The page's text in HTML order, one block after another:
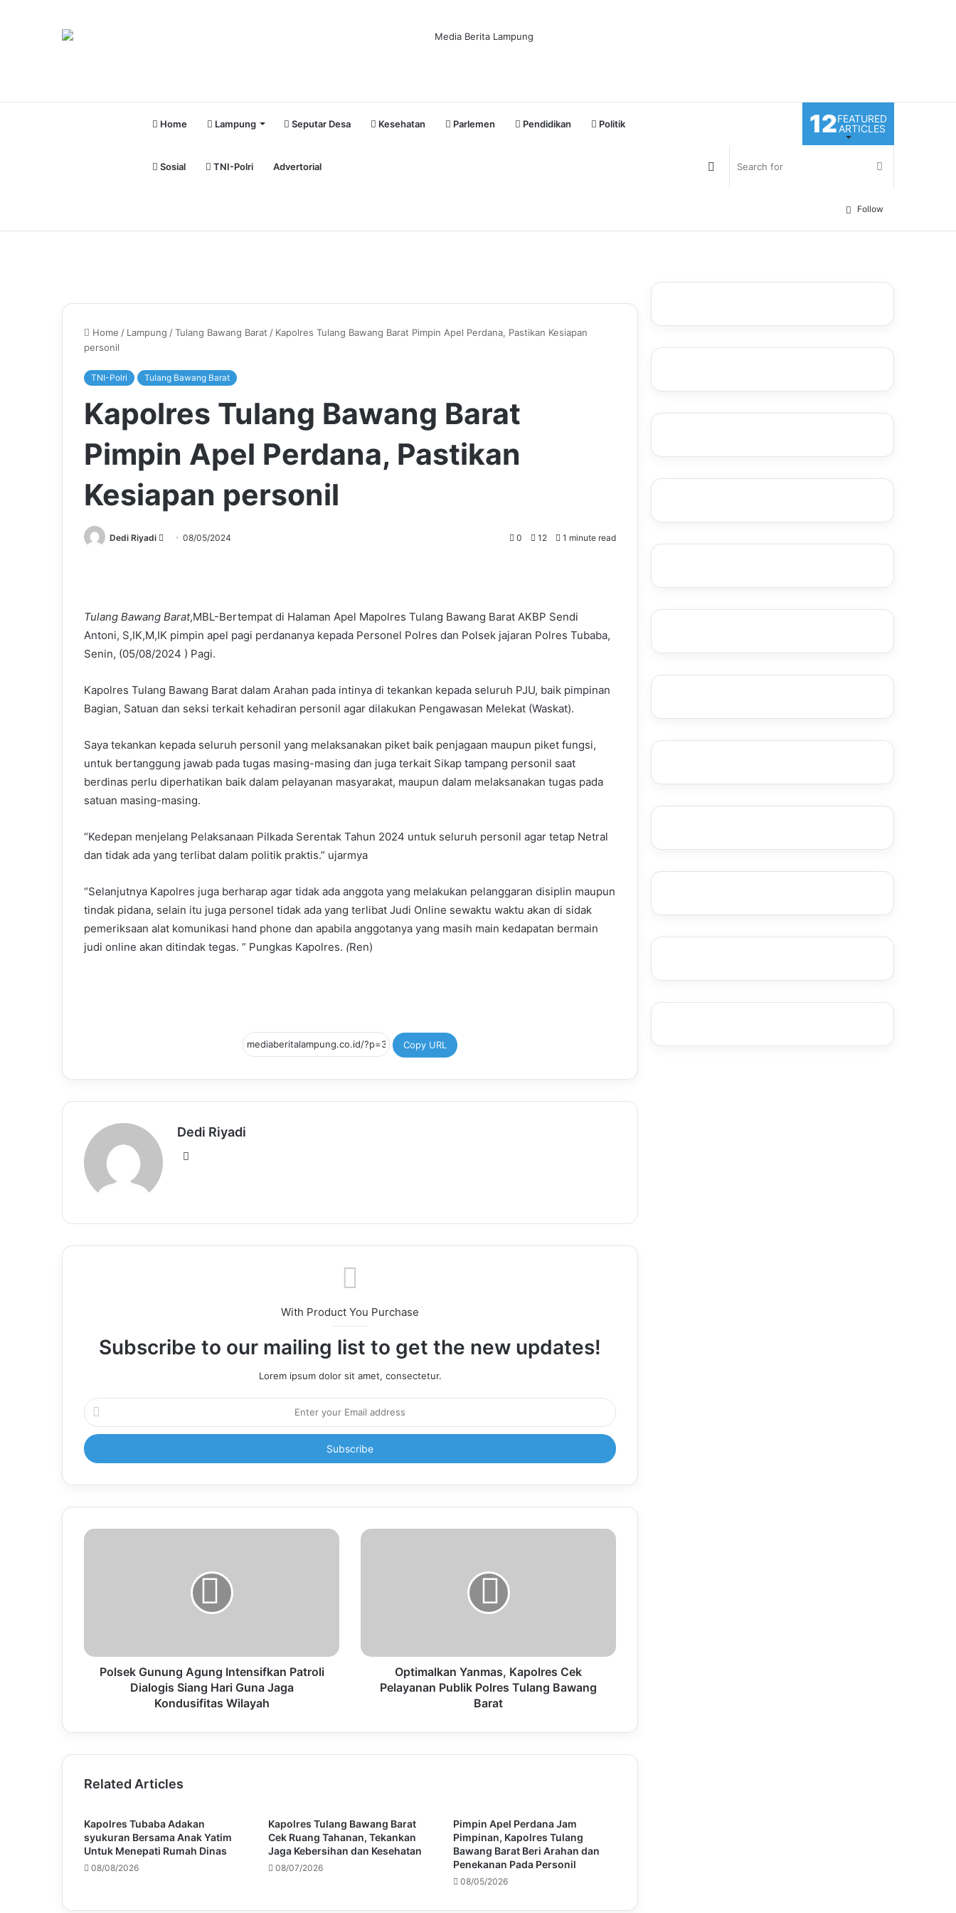
Home Lampung Seputar Desa Kesehatan Parlemen Pendidikan Politik
Sosial TNI-Polri Advertorial
12FEATURED
ARTICLES
Search
for
Follow
Home / Lampung /Tulang Bawang Barat / Kapolres Tulang Bawang Barat Pimpin Apel Perdana, Pastikan Kesiapan
personil
TNI-Polri Tulang Bawang Barat
Kapolres Tulang Bawang Barat
Pimpin Apel Perdana, Pastikan
Kesiapan personil
Dedi Riyadi
Send08/05/2024 0 12 1 minute read
Tulang Bawang Barat,MBL-Bertempat di Halaman Apel Mapolres Tulang Bawang Barat AKBP Sendi
Antoni, S,IK,M,IK pimpin apel pagi perdananya kepada Personel Polres dan Polsek jajaran Polres Tubaba,
Senin, (05/08/2024 ) Pagi.
Kapolres Tulang Bawang Barat dalam Arahan pada intinya di tekankan kepada seluruh PJU, baik pimpinan
Bagian, Satuan dan seksi terkait kehadiran personil agar dilakukan Pengawasan Melekat (Waskat).
Saya tekankan kepada seluruh personil yang melaksanakan piket baik penjagaan maupun piket fungsi,
untuk bertanggung jawab pada tugas masing-masing dan juga terkait Sikap tampang personil saat
berdinas perlu diperhatikan baik dalam pelayanan masyarakat, maupun dalam melaksanakan tugas pada
satuan masing-masing.
“Kedepan menjelang Pelaksanaan Pilkada Serentak Tahun 2024 untuk seluruh personil agar tetap Netral
dan tidak ada yang terlibat dalam politik praktis.” ujarmya
“Selanjutnya Kapolres juga berharap agar tidak ada anggota yang melakukan pelanggaran disiplin maupun
tindak pidana, selain itu juga personel tidak ada yang terlibat Judi Online sewaktu waktu akan di sidak
pemeriksaan alat komunikasi hand phone dan apabila anggotanya yang masih main kedapatan bermain
judi online akan ditindak tegas. ” Pungkas Kapolres. (Ren)
Copy URL
Dedi Riyadi
With Product You Purchase
Subscribe to our mailing list to get the new updates!
Lorem ipsum dolor sit amet, consectetur.
Enter
your
Email
address
Polsek Gunung Agung Intensifkan Patroli
Dialogis Siang Hari Guna Jaga
Kondusifitas Wilayah
Optimalkan Yanmas, Kapolres Cek
Pelayanan Publik Polres Tulang Bawang
Barat
Related Articles
Kapolres Tubaba Adakan
syukuran Bersama Anak Yatim
Untuk Menepati Rumah Dinas
08/08/2026
Kapolres Tulang Bawang Barat
Cek Ruang Tahanan, Tekankan
Jaga Kebersihan dan Kesehatan
08/07/2026
Pimpin Apel Perdana Jam
Pimpinan, Kapolres Tulang
Bawang Barat Beri Arahan dan
Penekanan Pada Personil
08/05/2026